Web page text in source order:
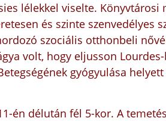
lélekkel viselte.
és szinte szenvedélyes
szociális otthonbeli
volt, hogy eljusson
gyógyulása helyett
én délután fél 5-kor. A